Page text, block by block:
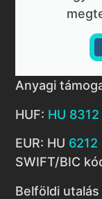
Anyagi
HUF: HU
EUR: HU
SWIFT/BIC
Belföldi